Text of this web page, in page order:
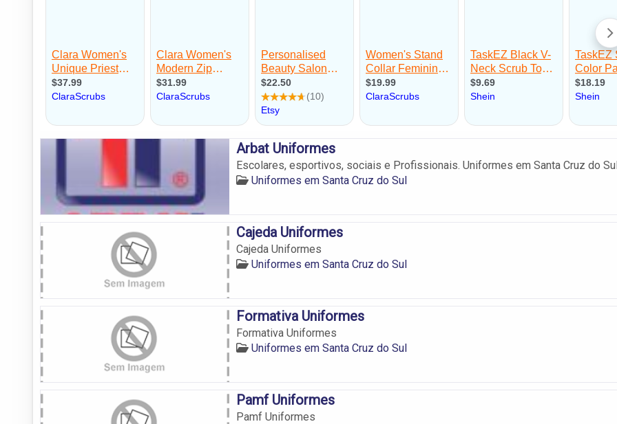
Arbat Uniformes
Escolares, esportivos, sociais e Profissionais. Uniformes em Santa Cruz do
Uniformes em Santa Cruz do Sul
Cajeda Uniformes
Cajeda Uniformes
Uniformes em Santa Cruz do Sul
Formativa Uniformes
Formativa Uniformes
Uniformes em Santa Cruz do Sul
Pamf Uniformes
Pamf Uniformes